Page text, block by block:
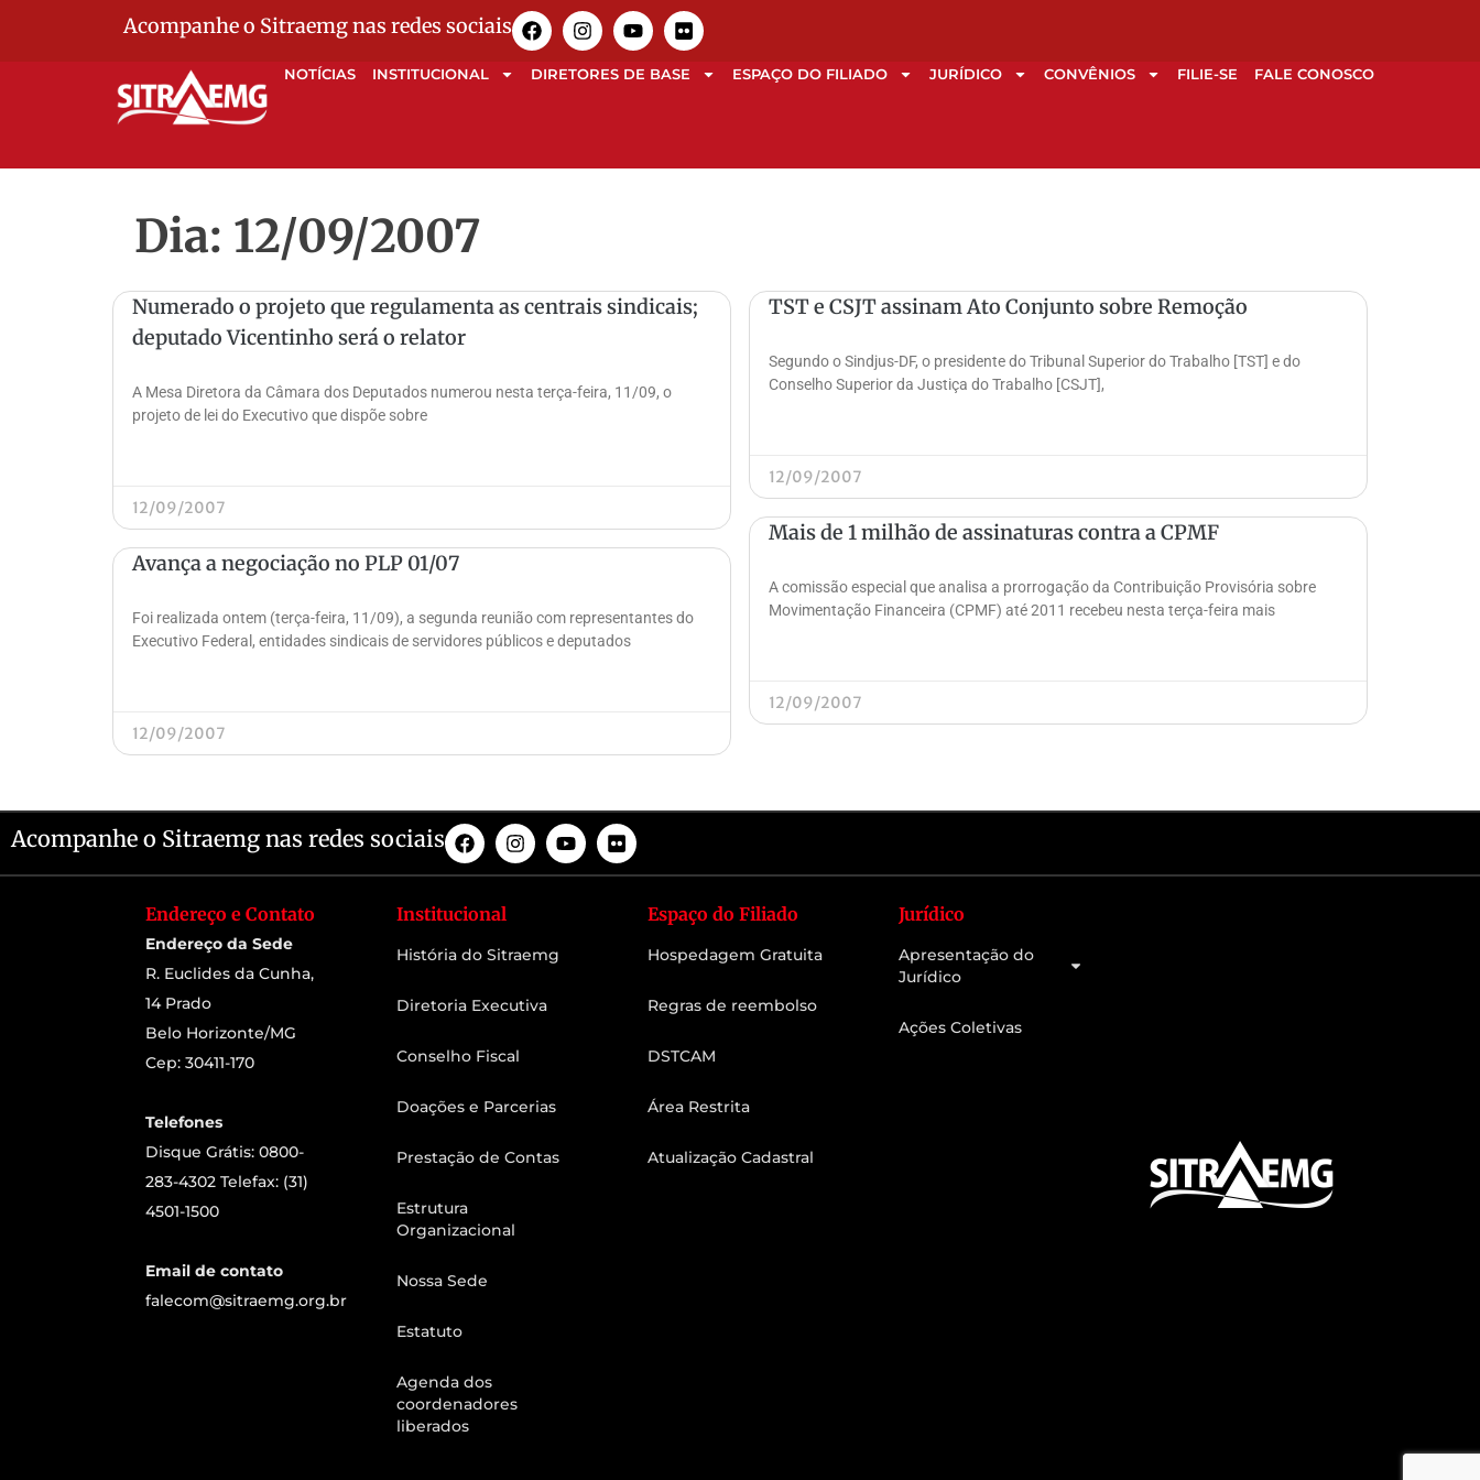
Acompanhe o Sitraemg nas redes sociais
NOTÍCIAS INSTITUCIONAL DIRETORES DE BASE ESPAÇO DO FILIADO JURÍDICO CONVÊNIOS FILIE-SE FALE CONOSCO
Dia: 12/09/2007
Numerado o projeto que regulamenta as centrais sindicais;
deputado Vicentinho será o relator
A Mesa Diretora da Câmara dos Deputados numerou nesta terça-feira, 11/09, o
projeto de lei do Executivo que dispõe sobre
12/09/2007
TST e CSJT assinam Ato Conjunto sobre Remoção
Segundo o Sindjus-DF, o presidente do Tribunal Superior do Trabalho [TST] e do
Conselho Superior da Justiça do Trabalho [CSJT],
12/09/2007
Avança a negociação no PLP 01/07
Foi realizada ontem (terça-feira, 11/09), a segunda reunião com representantes do
Executivo Federal, entidades sindicais de servidores públicos e deputados
12/09/2007
Mais de 1 milhão de assinaturas contra a CPMF
A comissão especial que analisa a prorrogação da Contribuição Provisória sobre
Movimentação Financeira (CPMF) até 2011 recebeu nesta terça-feira mais
12/09/2007
Acompanhe o Sitraemg nas redes sociais
Endereço e Contato
Endereço da Sede
R. Euclides da Cunha,
14 Prado
Belo Horizonte/MG
Cep: 30411-170
Telefones
Disque Grátis: 0800-
283-4302 Telefax: (31)
4501-1500
Email de contato
falecom@sitraemg.org.br
Institucional
História do Sitraemg
Diretoria Executiva
Conselho Fiscal
Doações e Parcerias
Prestação de Contas
Estrutura
Organizacional
Nossa Sede
Estatuto
Agenda dos
coordenadores
liberados
Espaço do Filiado
Hospedagem Gratuita
Regras de reembolso
DSTCAM
Área Restrita
Atualização Cadastral
Jurídico
Apresentação do
Jurídico
Ações Coletivas